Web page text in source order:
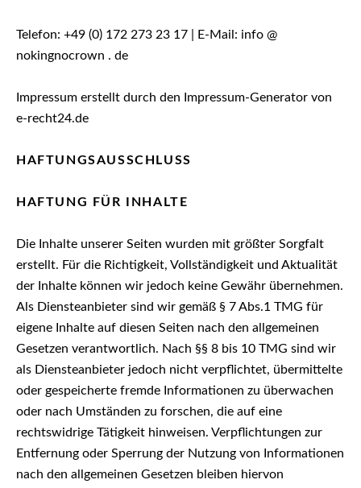
O
W
.
Telefon: +49 (0) 172 273 23 17 | E-Mail: info @
nokingnocrown . de
Impressum erstellt durch den Impressum-Generator von
e-recht24.de
HAFTUNGSAUSSCHLUSS
HAFTUNG FÜR INHALTE
Die Inhalte unserer Seiten wurden mit größter Sorgfalt
erstellt. Für die Richtigkeit, Vollständigkeit und Aktualität
der Inhalte können wir jedoch keine Gewähr übernehmen.
Als Diensteanbieter sind wir gemäß § 7 Abs.1 TMG für
eigene Inhalte auf diesen Seiten nach den allgemeinen
Gesetzen verantwortlich. Nach §§ 8 bis 10 TMG sind wir
als Diensteanbieter jedoch nicht verpflichtet, übermittelte
oder gespeicherte fremde Informationen zu überwachen
oder nach Umständen zu forschen, die auf eine
rechtswidrige Tätigkeit hinweisen. Verpflichtungen zur
Entfernung oder Sperrung der Nutzung von Informationen
nach den allgemeinen Gesetzen bleiben hiervon